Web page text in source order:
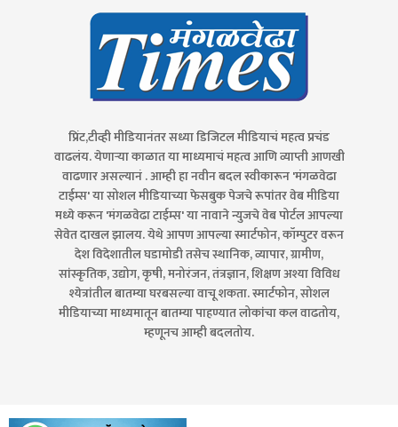
प्रिंट,टीव्ही मीडियानंतर सध्या डिजिटल मीडियाचं महत्व प्रचंड
वाढलंय. येणाऱ्या काळात या माध्यमाचं महत्व आणि व्याप्ती आणखी
वाढणार असल्यानं . आम्ही हा नवीन बदल स्वीकारून 'मंगळवेढा
टाईम्स' या सोशल मीडियाच्या फेसबुक पेजचे रूपांतर वेब मीडिया
मध्ये करून 'मंगळवेढा टाईम्स' या नावाने न्युजचे वेब पोर्टल आपल्या
सेवेत दाखल झालय. येथे आपण आपल्या स्मार्टफोन, कॉम्पुटर वरून
देश विदेशातील घडामोडी तसेच स्थानिक, व्यापार, ग्रामीण,
सांस्कृतिक, उद्योग, कृषी, मनोरंजन, तंत्रज्ञान, शिक्षण अश्या विविध
श्येत्रांतील बातम्या घरबसल्या वाचू शकता. स्मार्टफोन, सोशल
मीडियाच्या माध्यमातून बातम्या पाहण्यात लोकांचा कल वाढतोय,
म्हणूनच आम्ही बदलतोय.